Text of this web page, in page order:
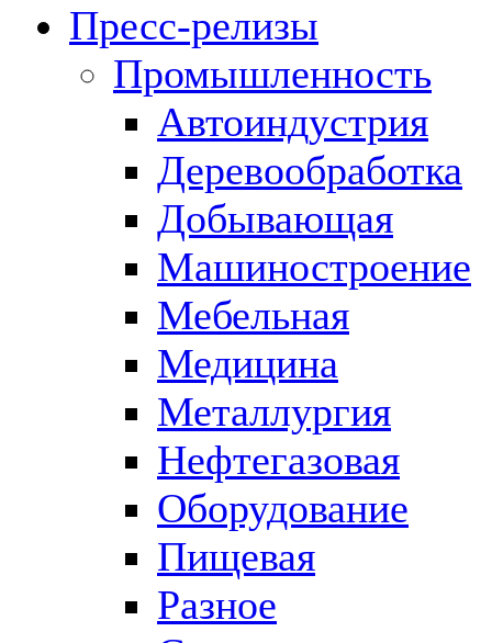
Пресс-релизы
Промышленность
Автоиндустрия
Деревообработка
Добывающая
Машиностроение
Мебельная
Медицина
Металлургия
Нефтегазовая
Оборудование
Пищевая
Разное